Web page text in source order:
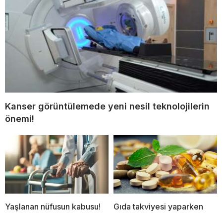
Kanser görüntülemede yeni nesil teknolojilerin
önemi!
Yaşlanan nüfusun kabusu!
Gıda takviyesi yaparken